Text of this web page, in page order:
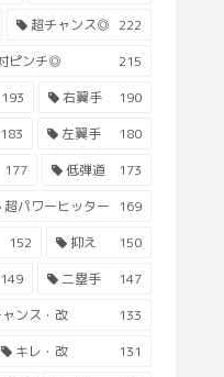
超チャンス◎ 222
ピンチ◎
215
193 右翼手
190
183 左翼手
180
177 低弾道
173
超パワーヒッター 169
152 抑え
150
149 二塁手
147
ャンス・改
133
キレ・改
131